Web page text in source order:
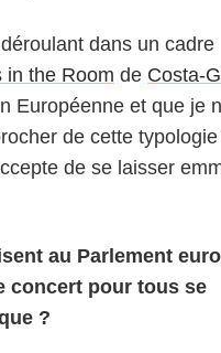
dans un cadre
in the Room de Costa-
Européenne et que je
de cette
de se laisser
au Parlement
concert pour tous se
?